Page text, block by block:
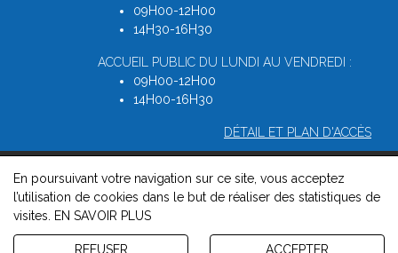
09H00-12H00
14H30-16H30
ACCUEIL PUBLIC DU LUNDI AU VENDREDI :
09H00-12H00
14H00-16H30
DÉTAIL ET PLAN D'ACCÈS
© 2026, Greffe du Tribunal de Commerce de Macon -Mentions
légales-Contact -Gestion des cookies -Politique de
confidentialité et de cookies
Version : 1.8.1
En poursuivant votre navigation sur ce site, vous acceptez
l’utilisation de cookies dans le but de réaliser des statistiques de
visites.
EN SAVOIR PLUS
REFUSER ACCEPTER